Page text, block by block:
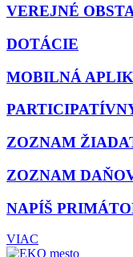
VEREJNÉ
DOTÁCIE
MOBILNÁ
ZOZNAM
ZOZNAM
NAPÍŠ
VIAC